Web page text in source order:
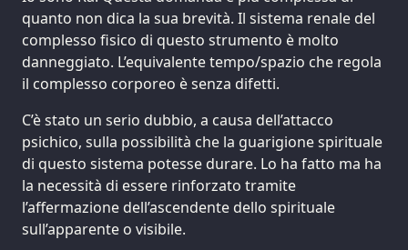
quanto non dica la sua brevità. Il sistema renale del
complesso fisico di questo strumento è molto
danneggiato. L’equivalente tempo/spazio che regola
il complesso corporeo è senza difetti.
C’è stato un serio dubbio, a causa dell’attacco
psichico, sulla possibilità che la guarigione spirituale
di questo sistema potesse durare. Lo ha fatto ma ha
la necessità di essere rinforzato tramite
l’affermazione dell’ascendente dello spirituale
sull’apparente o visibile.